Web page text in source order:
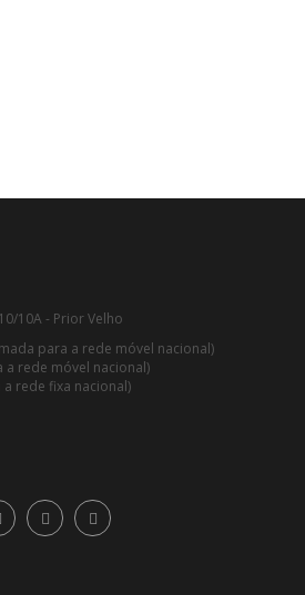
10A - Prior Velho
para a rede móvel nacional)
a rede móvel nacional)
rede fixa nacional)